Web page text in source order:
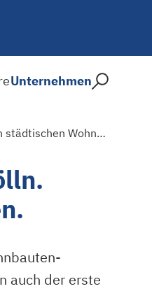
Unternehmen
STADT UND LAND baut rund 100 neue Mietwohnungen in Neukölln. Architekturwettbewerb führt zu neuen städtischen Wohnformen.
auch der erste